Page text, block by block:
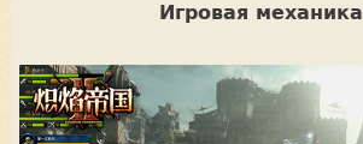
Игровая механика